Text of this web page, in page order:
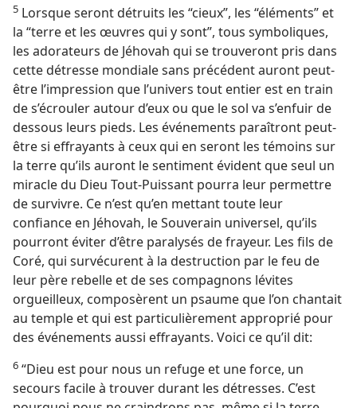
5 Lorsque seront détruits les “cieux”, les “éléments” et
la “terre et les œuvres qui y sont”, tous symboliques,
les adorateurs de Jéhovah qui se trouveront pris dans
cette détresse mondiale sans précédent auront peut-
être l’impression que l’univers tout entier est en train
de s’écrouler autour d’eux ou que le sol va s’enfuir de
dessous leurs pieds. Les événements paraîtront peut-
être si effrayants à ceux qui en seront les témoins sur
la terre qu’ils auront le sentiment évident que seul un
miracle du Dieu Tout-Puissant pourra leur permettre
de survivre. Ce n’est qu’en mettant toute leur
confiance en Jéhovah, le Souverain universel, qu’ils
pourront éviter d’être paralysés de frayeur. Les fils de
Coré, qui survécurent à la destruction par le feu de
leur père rebelle et de ses compagnons lévites
orgueilleux, composèrent un psaume que l’on chantait
au temple et qui est particulièrement approprié pour
des événements aussi effrayants. Voici ce qu’il dit:
6 “Dieu est pour nous un refuge et une force, un
secours facile à trouver durant les détresses. C’est